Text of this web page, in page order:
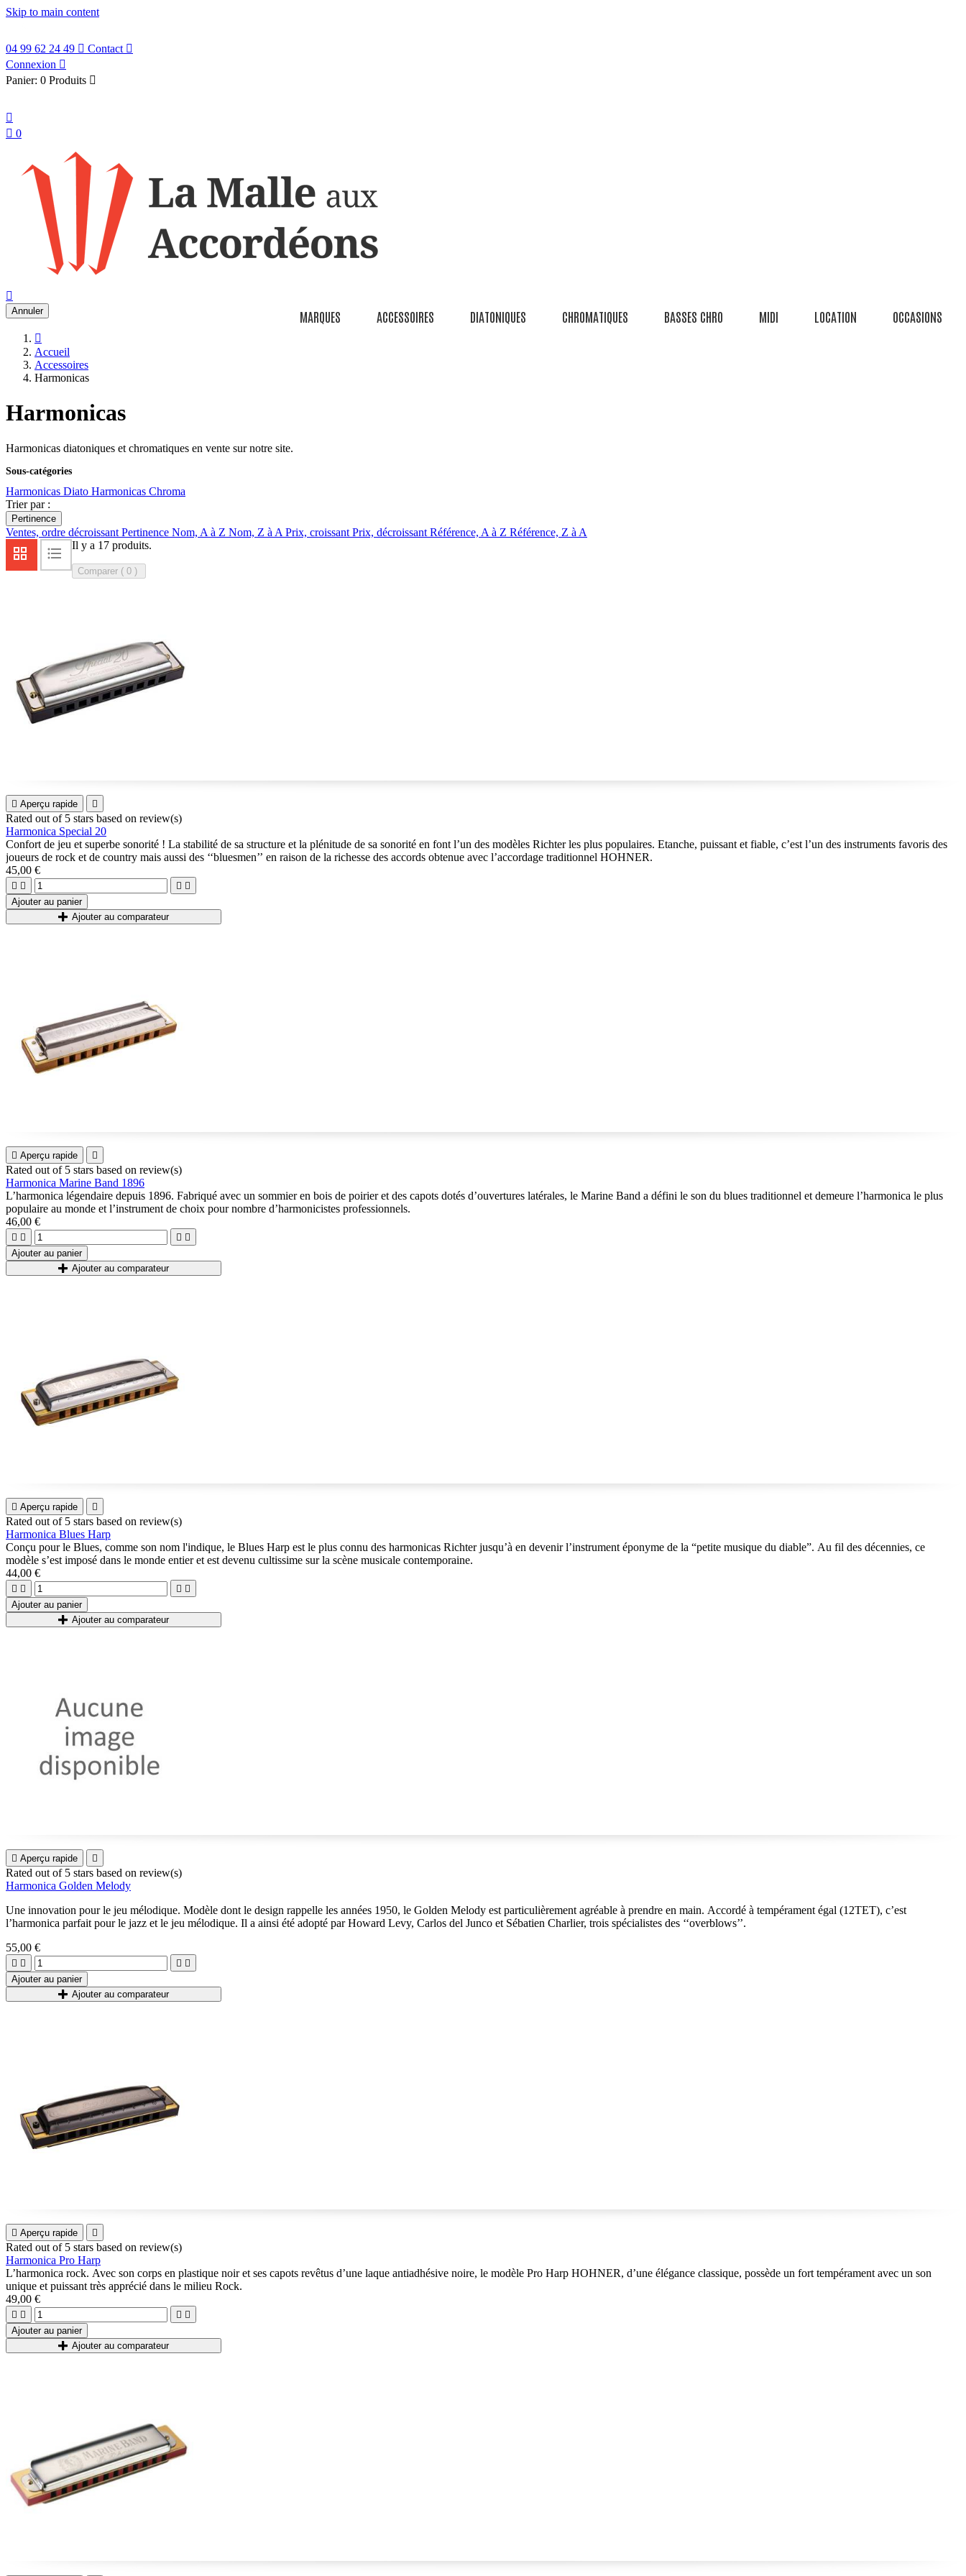
Skip to main content
04 99 62 24 49  Contact 
Connexion 
Panier: 0 Produits 

 0
MARQUES ACCESSOIRES DIATONIQUES CHROMATIQUES BASSES CHRO MIDI LOCATION OCCASIONS

Annuler

Accueil
Accessoires
Harmonicas
Harmonicas
Harmonicas diatoniques et chromatiques en vente sur notre site.
Sous-catégories
Harmonicas Diato Harmonicas Chroma
Trier par :
Pertinence
Ventes, ordre décroissantPertinence Nom, A à Z Nom, Z à APrix, croissantPrix, décroissantRéférence, A à Z Référence, Z à A
Il y a 17 produits.
Comparer ( 0
 Aperçu rapide 
Rated out of 5 stars based on review(s)
Harmonica Special 20
Confort de jeu et superbe sonorité ! La stabilité de sa structure et la plénitude de sa sonorité en font l’un des modèles Richter les plus populaires. Etanche, puissant et fiable, c’est l’un des instruments favoris des
joueurs de rock et de country mais aussi des ‘‘bluesmen’’ en raison de la richesse des accords obtenue avec l’accordage traditionnel HOHNER.
45,00 €
   
Ajouter au panier
Ajouter au comparateur
 Aperçu rapide 
Rated out of 5 stars based on review(s)
Harmonica Marine Band 1896
L’harmonica légendaire depuis 1896. Fabriqué avec un sommier en bois de poirier et des capots dotés d’ouvertures latérales, le Marine Band a défini le son du blues traditionnel et demeure l’harmonica le plus
populaire au monde et l’instrument de choix pour nombre d’harmonicistes professionnels.
46,00 €
   
Ajouter au panier
Ajouter au comparateur
 Aperçu rapide 
Rated out of 5 stars based on review(s)
Harmonica Blues Harp
Conçu pour le Blues, comme son nom l'indique, le Blues Harp est le plus connu des harmonicas Richter jusqu’à en devenir l’instrument éponyme de la “petite musique du diable”. Au fil des décennies, ce
modèle s’est imposé dans le monde entier et est devenu cultissime sur la scène musicale contemporaine.
44,00 €
   
Ajouter au panier
Ajouter au comparateur
 Aperçu rapide 
Rated out of 5 stars based on review(s)
Harmonica Golden Melody
Une innovation pour le jeu mélodique. Modèle dont le design rappelle les années 1950, le Golden Melody est particulièrement agréable à prendre en main. Accordé à tempérament égal (12TET), c’est
l’harmonica parfait pour le jazz et le jeu mélodique. Il a ainsi été adopté par Howard Levy, Carlos del Junco et Sébatien Charlier, trois spécialistes des ‘‘overblows’’.
55,00 €
   
Ajouter au panier
Ajouter au comparateur
 Aperçu rapide 
Rated out of 5 stars based on review(s)
Harmonica Pro Harp
L’harmonica rock. Avec son corps en plastique noir et ses capots revêtus d’une laque antiadhésive noire, le modèle Pro Harp HOHNER, d’une élégance classique, possède un fort tempérament avec un son
unique et puissant très apprécié dans le milieu Rock.
49,00 €
   
Ajouter au panier
Ajouter au comparateur